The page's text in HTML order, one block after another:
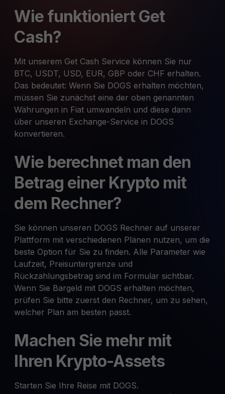
Wie funktioniert Get
Cash?
Mit unserem Get Cash Service können Sie nur
BTC, USDT, USD, EUR, GBP oder CHF erhalten.
Das bedeutet: Wenn Sie DOGS erhalten möchten,
müssen Sie zunächst eine der oben genannten
Währungen in Fiat umwandeln und diese dann
über unseren Exchange-Service in DOGS
konvertieren.
Wie berechnet man den
Betrag einer Krypto mit
dem Rechner?
Sie können unseren DOGS Rechner auf unserer
Plattform mit verschiedenen Plänen nutzen, um die
beste Option für Sie zu finden. Alle Parameter wie
Laufzeit, Preisuntergrenze und
Rückzahlungsbetrag sind im Formular sichtbar.
Wenn Sie Bargeld mit DOGS erhalten möchten,
prüfen Sie bitte zuerst den Rechner, um zu sehen,
welcher Plan am besten passt.
Machen Sie mehr mit
Ihren Krypto-Assets
Starten Sie Ihre Reise mit DOGS.